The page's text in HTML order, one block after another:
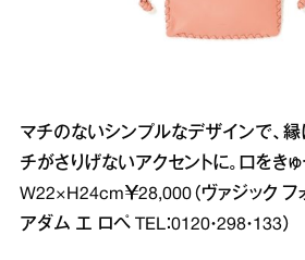
マチのないシンプルなデザインで、
チがさりげないアクセントに。口をきゅ
W22×H24cm￥28,000（ヴァジック フ
アダム エ ロペ TEL：0120・298・133）